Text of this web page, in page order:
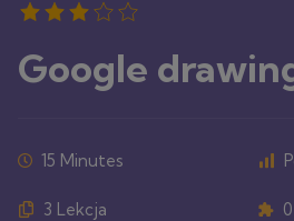
Google
15 Minutes
3 Lekcja